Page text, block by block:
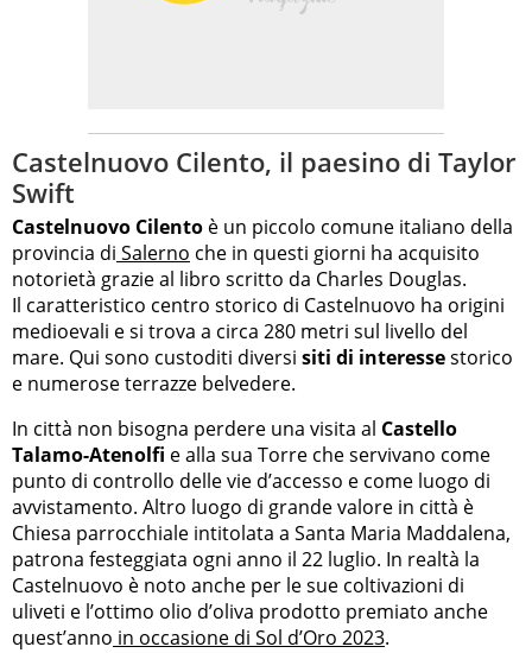
Castelnuovo Cilento, il paesino di Taylor
Swift
Castelnuovo Cilento è un piccolo comune italiano della
provincia di Salerno che in questi giorni ha acquisito
notorietà grazie al libro scritto da Charles Douglas.
Il caratteristico centro storico di Castelnuovo ha origini
medioevali e si trova a circa 280 metri sul livello del
mare. Qui sono custoditi diversi siti di interessestorico
e numerose terrazze belvedere.
In città non bisogna perdere una visita al Castello
Talamo-Atenolfi e alla sua Torre che servivano come
punto di controllo delle vie d’accesso e come luogo di
avvistamento. Altro luogo di grande valore in città è
Chiesa parrocchiale intitolata a Santa Maria Maddalena,
patrona festeggiata ogni anno il 22 luglio. In realtà la
Castelnuovo è noto anche per le sue coltivazioni di
uliveti e l’ottimo olio d’oliva prodotto premiato anche
quest’anno in occasione di Sol d’Oro 2023.